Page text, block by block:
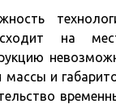
на
массы и